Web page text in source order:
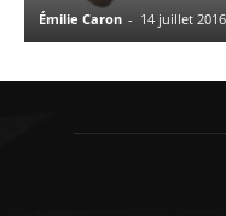
Émilie Caron - 14 juillet 2016